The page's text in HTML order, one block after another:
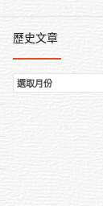
歷史文章
歷